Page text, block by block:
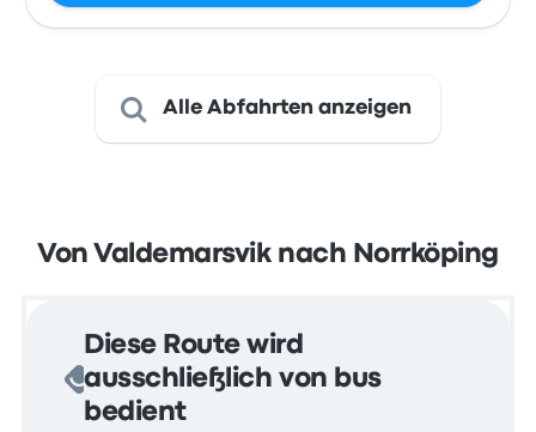
Alle Abfahrten anzeigen
Von Valdemarsvik nach Norrköping
Diese Route wird
ausschließlich von bus
bedient